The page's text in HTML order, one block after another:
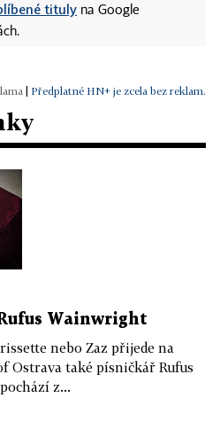
tituly na Google
Předplatné HN+ je zcela bez reklam.
Wainwright
nebo Zaz přijede na
Ostrava také písničkář Rufus
z...